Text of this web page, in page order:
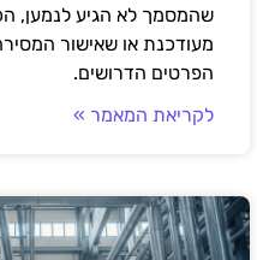
שהמסמך לא הגיע לנמען,
מעודכנת או שאישור
הפרטים הדרושים.
לקריאת המאמר »